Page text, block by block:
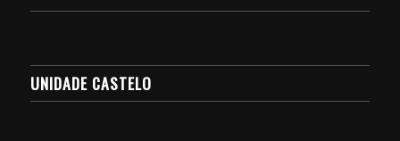
UNIDADE CASTELO